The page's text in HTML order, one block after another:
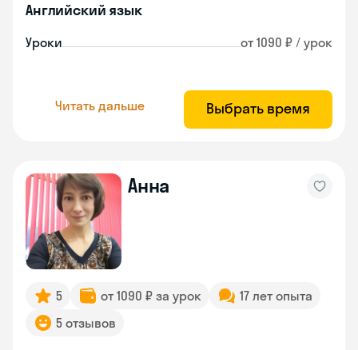
Английский язык
Уроки от 1090 ₽ / урок
Читать дальше Выбрать время
Анна
5 от 1090 ₽ за урок
17 лет опыта
5 отзывов